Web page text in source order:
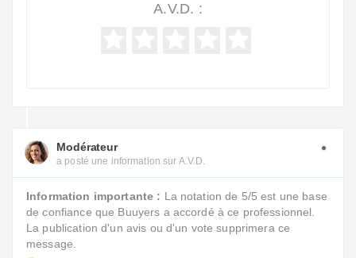
A.V.D. :
Modérateur
a posté une information sur A.V.D.
Information importante : La notation de 5/5 est une base
de confiance que Buuyers a accordé à ce professionnel.
La publication d'un avis ou d'un vote supprimera ce
message.